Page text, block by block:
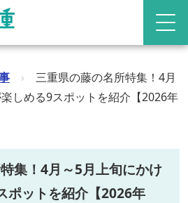
›
三重県の藤の名所特集！4月
しめる9スポットを紹介【2026年
集！4月～5月上旬にかけ
ポットを紹介【2026年